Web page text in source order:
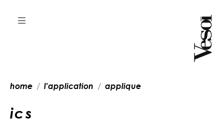
home l'application applique
ics